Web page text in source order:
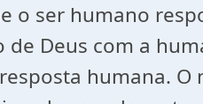
o ser humano
de Deus com a
humana.